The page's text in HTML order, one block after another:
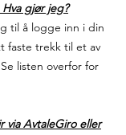
gjør jeg?
til å logge inn i din
faste trekk til et av
listen overfor for
via AvtaleGiro eller